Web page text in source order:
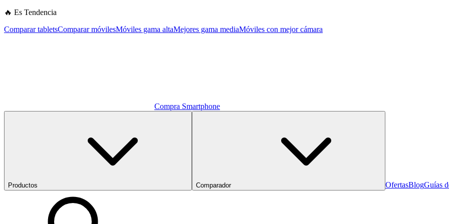
🔥 Es Tendencia
Comparar tabletsComparar móvilesMóviles gama altaMejores gama mediaMóviles con mejor cámara
Compra Smartphone
Productos Comparador OfertasBlogGuías